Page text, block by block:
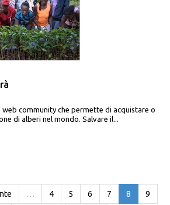
community che permette di acquistare o
di alberi nel mondo. Salvare il...
… 4 5 6 7 8 9